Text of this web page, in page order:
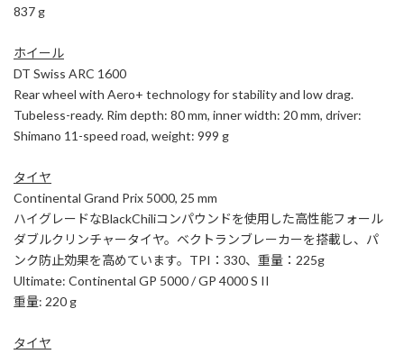
837 g
ホイール
DT Swiss ARC 1600
Rear wheel with Aero+ technology for stability and low drag.
Tubeless-ready. Rim depth: 80 mm, inner width: 20 mm, driver:
Shimano 11-speed road, weight: 999 g
タイヤ
Continental Grand Prix 5000, 25 mm
ハイグレードなBlackChiliコンパウンドを使用した高性能フォール
ダブルクリンチャータイヤ。ベクトランブレーカーを搭載し、パ
ンク防止効果を高めています。TPI：330、重量：225g
Ultimate: Continental GP 5000 / GP 4000 S II
重量: 220 g
タイヤ